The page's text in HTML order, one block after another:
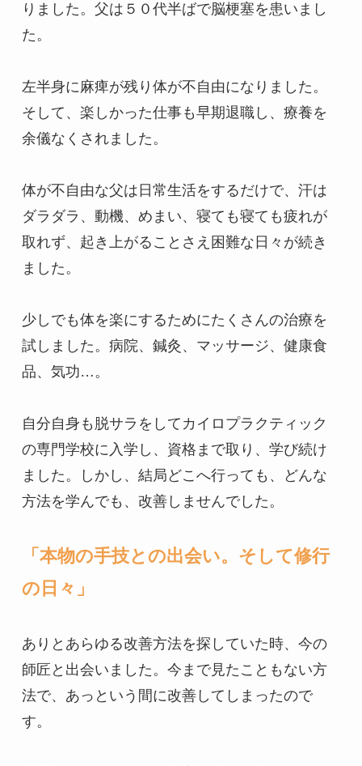
りました。父は５０代半ばで脳梗塞を患いまし
た。
左半身に麻痺が残り体が不自由になりました。
そして、楽しかった仕事も早期退職し、療養を
余儀なくされました。
体が不自由な父は日常生活をするだけで、汗は
ダラダラ、動機、めまい、寝ても寝ても疲れが
取れず、起き上がることさえ困難な日々が続き
ました。
少しでも体を楽にするためにたくさんの治療を
試しました。病院、鍼灸、マッサージ、健康食
品、気功…。
自分自身も脱サラをしてカイロプラクティック
の専門学校に入学し、資格まで取り、学び続け
ました。しかし、結局どこへ行っても、どんな
方法を学んでも、改善しませんでした。
「本物の手技との出会い。そして修行
の日々」
ありとあらゆる改善方法を探していた時、今の
師匠と出会いました。今まで見たこともない方
法で、あっという間に改善してしまったので
す。